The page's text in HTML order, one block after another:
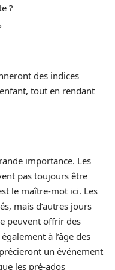
?
des indices
tout en rendant
importance. Les
pas toujours être
le maître-mot ici. Les
mais d’autres jours
peuvent offrir des
à l’âge des
un événement
les pré-ados